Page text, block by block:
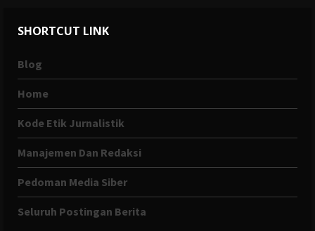
SHORTCUT LINK
Blog
Home
Kode Etik Jurnalistik
Manajemen Dan Redaksi
Pedoman Media Siber
Seluruh Postingan Berita